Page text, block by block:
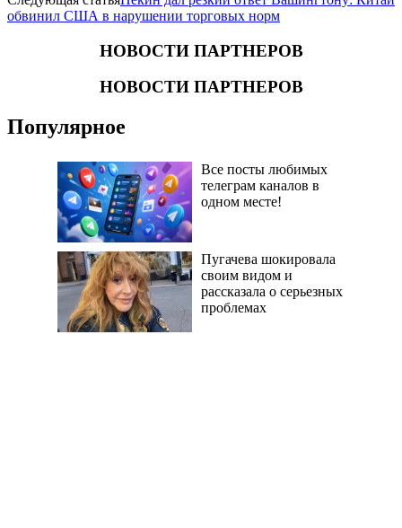
обвинил США в нарушении торговых норм
НОВОСТИ ПАРТНЕРОВ
НОВОСТИ ПАРТНЕРОВ
Популярное
Все посты любимых
телеграм каналов в
одном месте!
Пугачева шокировала
своим видом и
рассказала о серьезных
проблемах